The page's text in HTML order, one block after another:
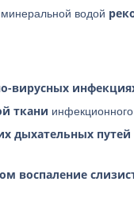
водой
вирусных
ткани
дыхательных путей
воспаление